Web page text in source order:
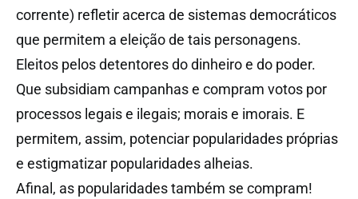
corrente) refletir acerca de sistemas democráticos
que permitem a eleição de tais personagens.
Eleitos pelos detentores do dinheiro e do poder.
Que subsidiam campanhas e compram votos por
processos legais e ilegais; morais e imorais. E
permitem, assim, potenciar popularidades próprias
e estigmatizar popularidades alheias.
Afinal, as popularidades também se compram!